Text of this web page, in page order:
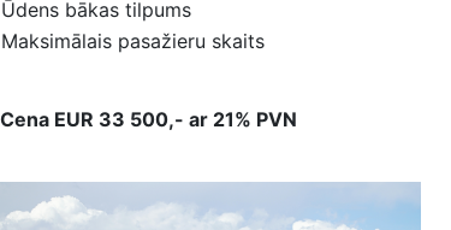
Ūdens bākas tilpums
Maksimālais pasažieru skaits
Cena EUR 33 500,- ar 21% PVN